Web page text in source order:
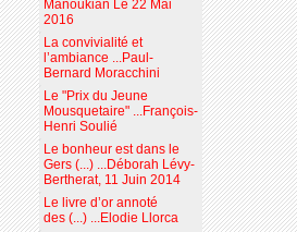
Manoukian Le 22 Mai
2016
La convivialité et
l’ambiance ...Paul-
Bernard Moracchini
Le "Prix du Jeune
Mousquetaire" ...François-
Henri Soulié
Le bonheur est dans le
Gers (...) ...Déborah Lévy-
Bertherat, 11 Juin 2014
Le livre d’or annoté
des (...) ...Elodie Llorca